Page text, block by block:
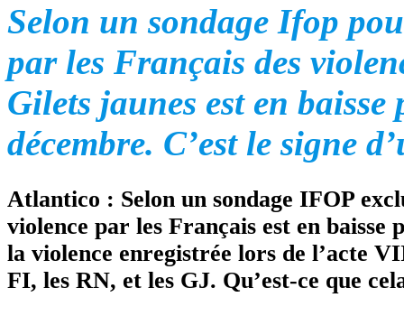
Selon un sondage Ifop
par les Français des
Gilets jaunes est en
décembre. C’est le signe
Atlantico : Selon un sondage IFOP
violence par les Français est en
la violence enregistrée lors de l’acte
FI, les RN, et les GJ. Qu’est-ce que